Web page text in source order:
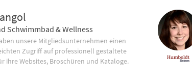
Schwimmbad & Wellness
unsere Mitgliedsunternehmen einen
Zugriff auf professionell gestaltete
ihre Websites, Broschüren und Kataloge.